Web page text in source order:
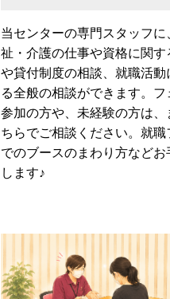
当センターの専門スタッフに
祉・介護の仕事や資格に関す
や貸付制度の相談、就職活動
る全般の相談ができます。フ
参加の方や、未経験の方は、
ちらでご相談ください。就職
でのブースのまわり方などお
します♪